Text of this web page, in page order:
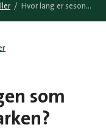
/ Hvor lang er sesongen som skuespiller i Dyreparken?
som